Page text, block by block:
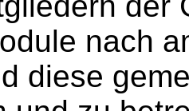
nach
diese